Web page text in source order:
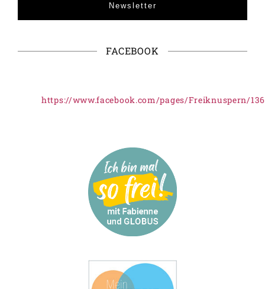
Newsletter
FACEBOOK
https://www.facebook.com/pages/Freiknuspern/